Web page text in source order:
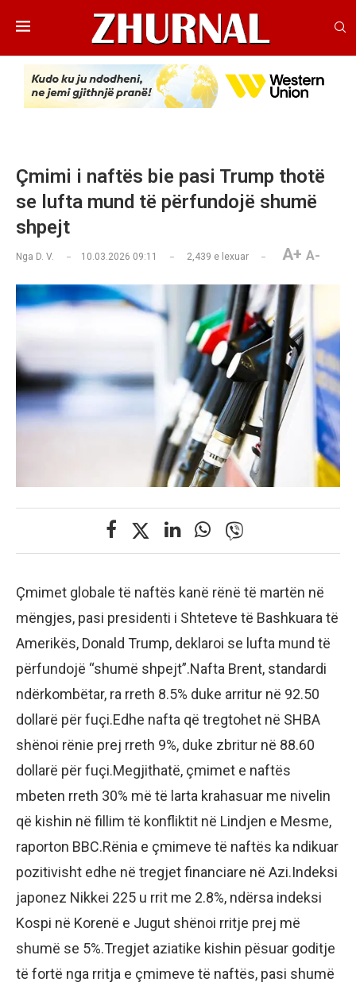
Çmimi i naftës bie pasi Trump thotë
se lufta mund të përfundojë shumë
shpejt
Nga D. V. 10.03.2026 09:11 2,439 e lexuar A+ A-
Çmimet globale të naftës kanë rënë të martën në
mëngjes, pasi presidenti i Shteteve të Bashkuara të
Amerikës, Donald Trump, deklaroi se lufta mund të
përfundojë “shumë shpejt”.Nafta Brent, standardi
ndërkombëtar, ra rreth 8.5% duke arritur në 92.50
dollarë për fuçi.Edhe nafta që tregtohet në SHBA
shënoi rënie prej rreth 9%, duke zbritur në 88.60
dollarë për fuçi.Megjithatë, çmimet e naftës
mbeten rreth 30% më të larta krahasuar me nivelin
që kishin në fillim të konfliktit në Lindjen e Mesme,
raporton BBC.Rënia e çmimeve të naftës ka ndikuar
pozitivisht edhe në tregjet financiare në Azi.Indeksi
japonez Nikkei 225 u rrit me 2.8%, ndërsa indeksi
Kospi në Korenë e Jugut shënoi rritje prej më
shumë se 5%.Tregjet aziatike kishin pësuar goditje
të fortë nga rritja e çmimeve të naftës, pasi shumë